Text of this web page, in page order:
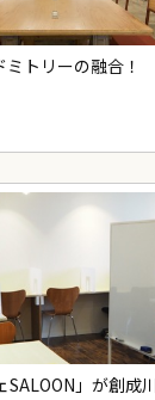
ミトリーの融合
SALOON」が創成